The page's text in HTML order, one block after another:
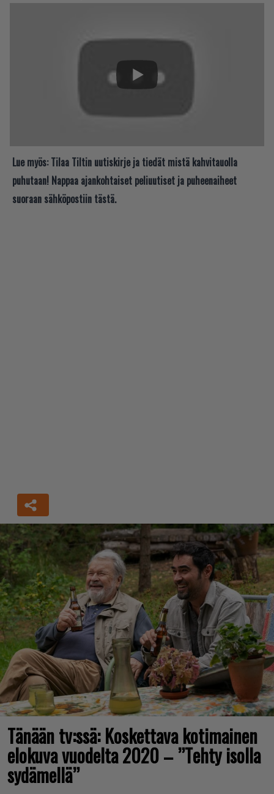
Lue myös: Tilaa Tiltin uutiskirje ja tiedät mistä kahvitauolla
puhutaan! Nappaa ajankohtaiset peliuutiset ja puheenaiheet
suoraan sähköpostiin tästä.
Tänään tv:ssä: Koskettava kotimainen
elokuva vuodelta 2020 – ”Tehty isolla
sydämellä”